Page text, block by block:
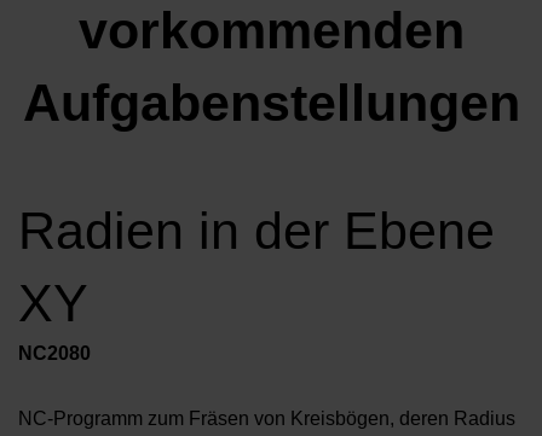
vorkommenden
Aufgabenstellungen
Radien in der Ebene
XY
NC2080
NC-Programm zum Fräsen von Kreisbögen, deren Radius